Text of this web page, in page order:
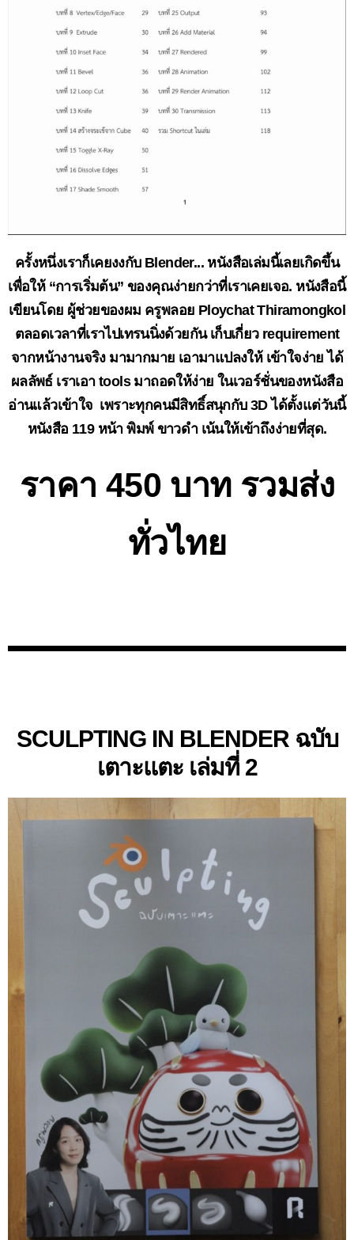
ครั้งหนึ่งเราก็เคยงงกับ Blender... หนังสือเล่มนี้เลยเกิดขึ้น
เพื่อให้ “การเริ่มต้น” ของคุณง่ายกว่าที่เราเคยเจอ. หนังสือนี้
เขียนโดย ผู้ช่วยของผม ครูพลอย Ploychat Thiramongkol
ตลอดเวลาที่เราไปเทรนนิ่งด้วยกัน เก็บเกี่ยว requirement
จากหน้างานจริง มามากมาย เอามาแปลงให้ เข้าใจง่าย ได้
ผลลัพธ์ เราเอา tools มาถอดให้ง่าย ในเวอร์ชั่นของหนังสือ
อ่านแล้วเข้าใจ เพราะทุกคนมีสิทธิ์สนุกกับ 3D ได้ตั้งแต่วันนี้
หนังสือ 119 หน้า พิมพ์ ขาวดำ เน้นให้เข้าถึงง่ายที่สุด.
ราคา 450 บาท รวมส่ง
ทั่วไทย
SCULPTING IN BLENDER ฉบับ
เตาะแตะ เล่มที่ 2